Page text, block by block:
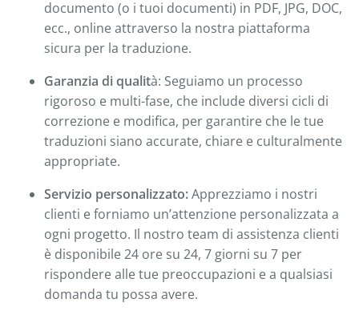
documento (o i tuoi documenti) in PDF, JPG, DOC,
ecc., online attraverso la nostra piattaforma
sicura per la traduzione.
Garanzia di qualità: Seguiamo un processo
rigoroso e multi-fase, che include diversi cicli di
correzione e modifica, per garantire che le tue
traduzioni siano accurate, chiare e culturalmente
appropriate.
Servizio personalizzato:Apprezziamo i nostri
clienti e forniamo un’attenzione personalizzata a
ogni progetto. Il nostro team di assistenza clienti
è disponibile 24 ore su 24, 7 giorni su 7 per
rispondere alle tue preoccupazioni e a qualsiasi
domanda tu possa avere.